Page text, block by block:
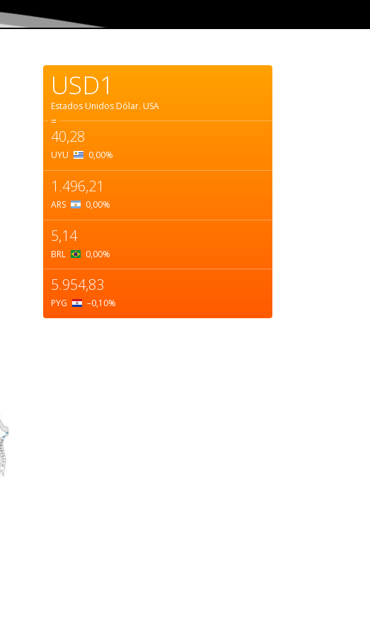
USD1
Estados Unidos Dólar. USA
=
40,28
UYU 0,00%
1.496,21
ARS 0,00%
5,14
BRL 0,00%
5.954,83
PYG –0,10%